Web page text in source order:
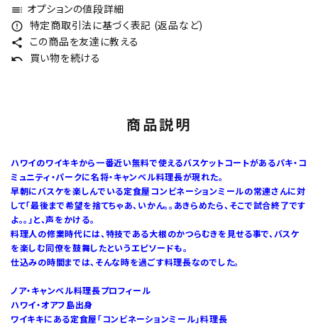
toc オプションの値段詳細
error_outline 特定商取引法に基づく表記 (返品など)
share この商品を友達に教える
undo 買い物を続ける
商品説明
ハワイのワイキキから一番近い無料で使えるバスケットコートがあるパキ・コ
ミュニティ・パークに名将・キャンベル料理長が現れた。
早朝にバスケを楽しんでいる定食屋コンビネーションミールの常連さんに対
して「最後まで希望を捨てちゃあ、いかん。。あきらめたら、そこで試合終了です
よ。。」と、声をかける。
料理人の修業時代には、特技である大根のかつらむきを見せる事で、バスケ
を楽しむ同僚を鼓舞したというエピソードも。
仕込みの時間までは、そんな時を過ごす料理長なのでした。
ノア・キャンベル料理長プロフィール
ハワイ・オアフ島出身
ワイキキにある定食屋「コンビネーションミール」料理長